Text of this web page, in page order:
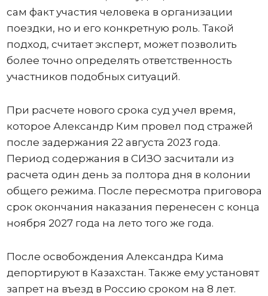
сам факт участия человека в организации
поездки, но и его конкретную роль. Такой
подход, считает эксперт, может позволить
более точно определять ответственность
участников подобных ситуаций.
При расчете нового срока суд учел время,
которое Александр Ким провел под стражей
после задержания 22 августа 2023 года.
Период содержания в СИЗО засчитали из
расчета один день за полтора дня в колонии
общего режима. После пересмотра приговора
срок окончания наказания перенесен с конца
ноября 2027 года на лето того же года.
После освобождения Александра Кима
депортируют в Казахстан. Также ему установят
запрет на въезд в Россию сроком на 8 лет.